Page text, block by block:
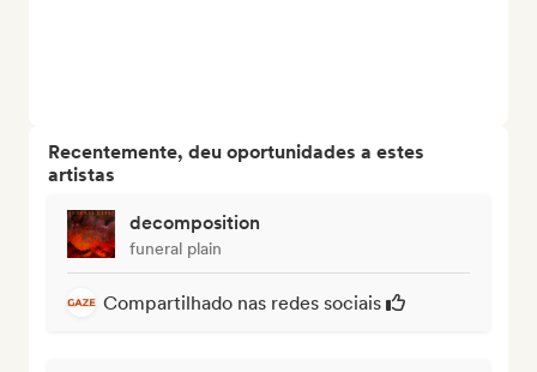
Recentemente, deu oportunidades a estes
artistas
decomposition
funeral plain
Compartilhado nas redes sociais